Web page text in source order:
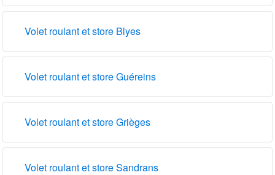
Volet roulant et store Blyes
Volet roulant et store Guéreins
Volet roulant et store Grièges
Volet roulant et store Sandrans